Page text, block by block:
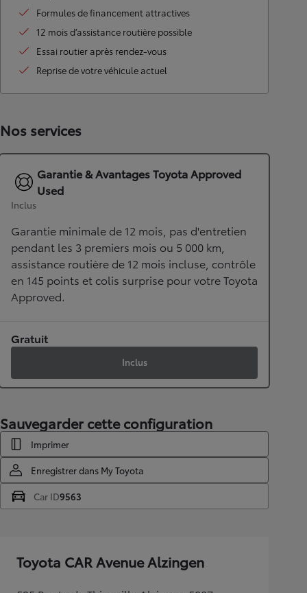
Formules de financement attractives
12 mois d’assistance routière possible
Essai routier après rendez-vous
Reprise de votre véhicule actuel
Nos services
Garantie & Avantages Toyota Approved
Used
Inclus
Garantie minimale de 12 mois, pas d'entretien
pendant les 3 premiers mois ou 5 000 km,
assistance routière de 12 mois incluse, contrôle
en 145 points et colis surprise pour votre Toyota
Approved.
Gratuit
Inclus
Sauvegarder cette configuration
Imprimer
Enregistrer dans My Toyota
Car ID9563
Toyota CAR Avenue Alzingen